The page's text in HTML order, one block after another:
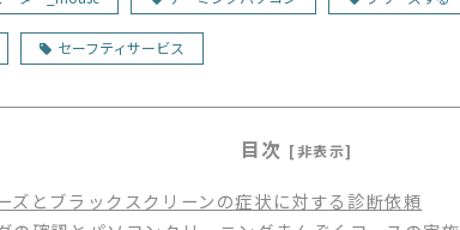
セーフティサービス
目次 [非表示]
ズとブラックスクリーンの症状に対する診断依頼